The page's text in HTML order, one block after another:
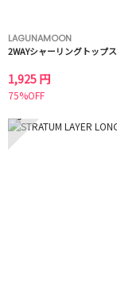
LAGUNAMOON
2WAYシャーリングトップス
1,925 円
75%OFF
9